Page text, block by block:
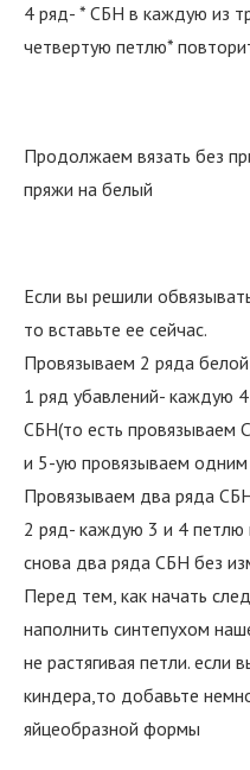
4 ряд- * СБН в каждую из
четвертую петлю*
Продолжаем вязать без
пряжи на белый
Если вы решили
то вставьте ее сейчас.
Провязываем 2 ряда
1 ряд убавлений- каждую
СБН(то есть провязываем
и 5-ую провязываем
Провязываем два ряда
2 ряд- каждую 3 и 4 петлю
снова два ряда СБН без
Перед тем, как начать
наполнить синтепухом
не растягивая петли. если
киндера,то добавьте
яйцеобразной формы